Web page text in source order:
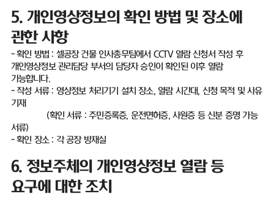
5. 개인영상정보의 확인 방법 및 장소에
관한 사항
-확인 방법 : 셀공장 건물 인사총무팀에서 CCTV 열람 신청서 작성 후
개인영상정보 관리담당 부서의 담당자 승인이 확인된 이후 열람
가능합니다.
-작성 서류: 영상정보 처리기기 설치 장소, 열람 시간대, 신청 목적 및 사유
기재
(확인 서류 :주민증록증, 운전면허증, 사원증 등 신분 증명 가능
서류)
-확인 장소 : 각 공장 방재실
6. 정보주체의 개인영상정보 열람 등
요구에 대한 조치